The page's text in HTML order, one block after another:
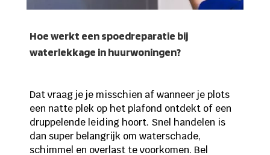
Hoe werkt een spoedreparatie bij
waterlekkage in huurwoningen?
Dat vraag je je misschien af wanneer je plots
een natte plek op het plafond ontdekt of een
druppelende leiding hoort. Snel handelen is
dan super belangrijk om waterschade,
schimmel en overlast te voorkomen. Bel